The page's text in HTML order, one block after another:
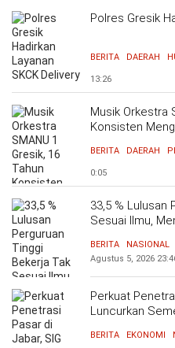
Polres Gresik
BERITA DAERAH
13:26
Musik Orkestra
Konsisten
BERITA DAERAH
0:05
33,5 % Lulusan
Sesuai Ilmu,
BERITA NASIONAL
Agustus 5, 2026
Perkuat
Luncurkan
BERITA EKONOMI